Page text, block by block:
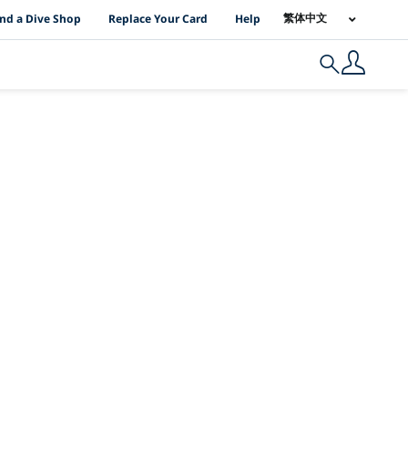
Location Links
a Dive Shop Replace Your Card Help 繁体中文
Search